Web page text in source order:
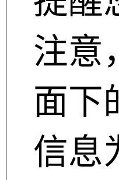
注意
面下
信息